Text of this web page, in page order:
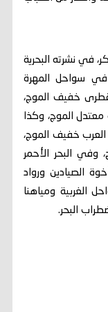
في نشرته البحرية
في سواحل المهرة
خفيف الموج،
الموج، وكذا
العرب خفيف الموج،
البحر الأحمر
الصيادين ورواد
الغربية ومياهنا
البحر.